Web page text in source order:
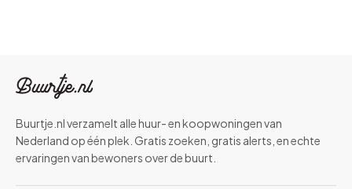
Buurtje.nl verzamelt alle huur- en koopwoningen van
Nederland op één plek. Gratis zoeken, gratis alerts, en echte
ervaringen van bewoners over de buurt.